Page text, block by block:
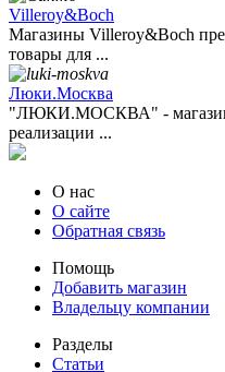
Villeroy&Boch
Магазины Villeroy&Boch
товары для ...
Люки.Москва
"ЛЮКИ.МОСКВА" - магазин
реализации ...
О нас
О сайте
Обратная связь
Помощь
Добавить магазин
Владельцу компании
Разделы
Статьи